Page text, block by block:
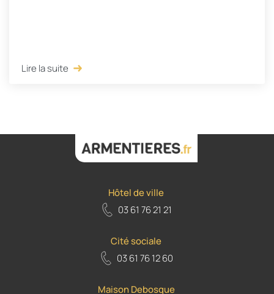
Lire la suite
Hôtel de ville
03 61 76 21 21
Cité sociale
03 61 76 12 60
Maison Debosque